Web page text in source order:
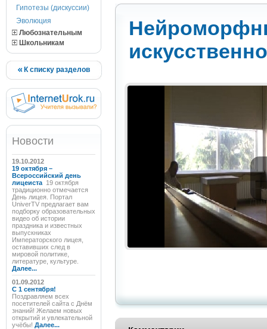
Гипотезы (дискуссии)
Эволюция
Любознательным
Школьникам
К списку разделов
Новости
19.10.2012
19 октября –
Всероссийский день
лицеиста 19 октября
традиционно отмечается
День лицея. Портал
UniverTV предлагает вам
подборку образовательных
видео об истории
праздника и известных
выпускниках
Императорского лицея,
оставивших след в
мировой политике,
литературе, культуре.
Далее...
01.09.2012
C 1 сентября!
Поздравляем всех
посетителей сайта с Днём
знаний! Желаем новых
открытий и увлекательной
учёбы! Далее...